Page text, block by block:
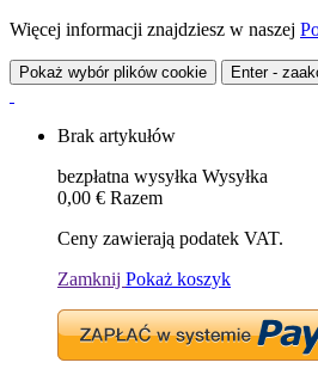
Więcej informacji znajdziesz w naszej
Pokaż wybór plików cookie Enter -
Brak artykułów
bezpłatna wysyłka Wysyłka
0,00 € Razem
Ceny zawierają podatek VAT.
Zamknij Pokaż koszyk